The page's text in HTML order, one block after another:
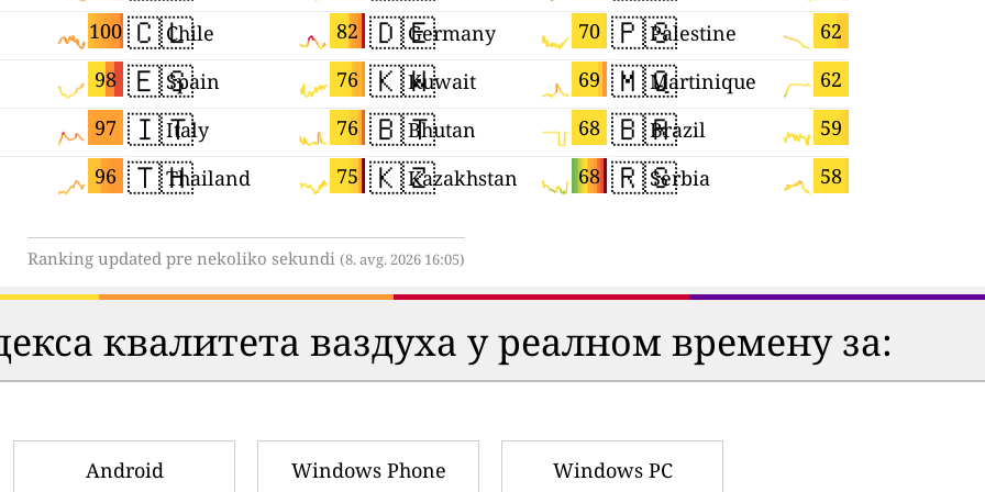
100
98
97
96
🇨🇱 82
Chile
🇪🇸 76
Spain
🇮🇹 76
Italy
🇹🇭 75
Thailand
🇩🇪 70
Germany
🇰🇼 69
Kuwait
🇧🇹 68
Bhutan
🇰🇿 68
Kazakhstan
🇵🇸 62
Palestine
🇲🇶 62
Martinique
🇧🇷 59
Brazil
🇷🇸 58
Serbia
Ranking updated pre nekoliko sekundi (8. avg. 2026 16:05)
квалитета ваздуха у реалном времену за:
Android Windows Phone Windows PC